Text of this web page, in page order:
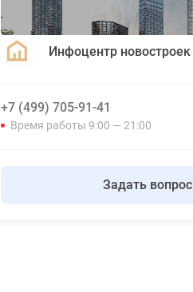
Инфоцентр новостроек
+7 (499) 705-91-41
Время работы 9:00 — 21:00
Задать вопрос